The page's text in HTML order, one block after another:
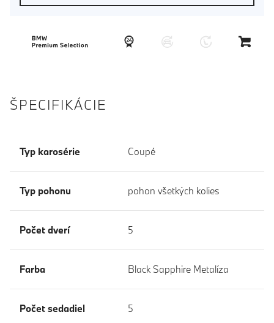
ŠPECIFIKÁCIE
Typ karosérie Coupé
Typ pohonu pohon všetkých kolies
Počet dverí 5
Farba Black Sapphire Metalíza
Počet sedadiel 5